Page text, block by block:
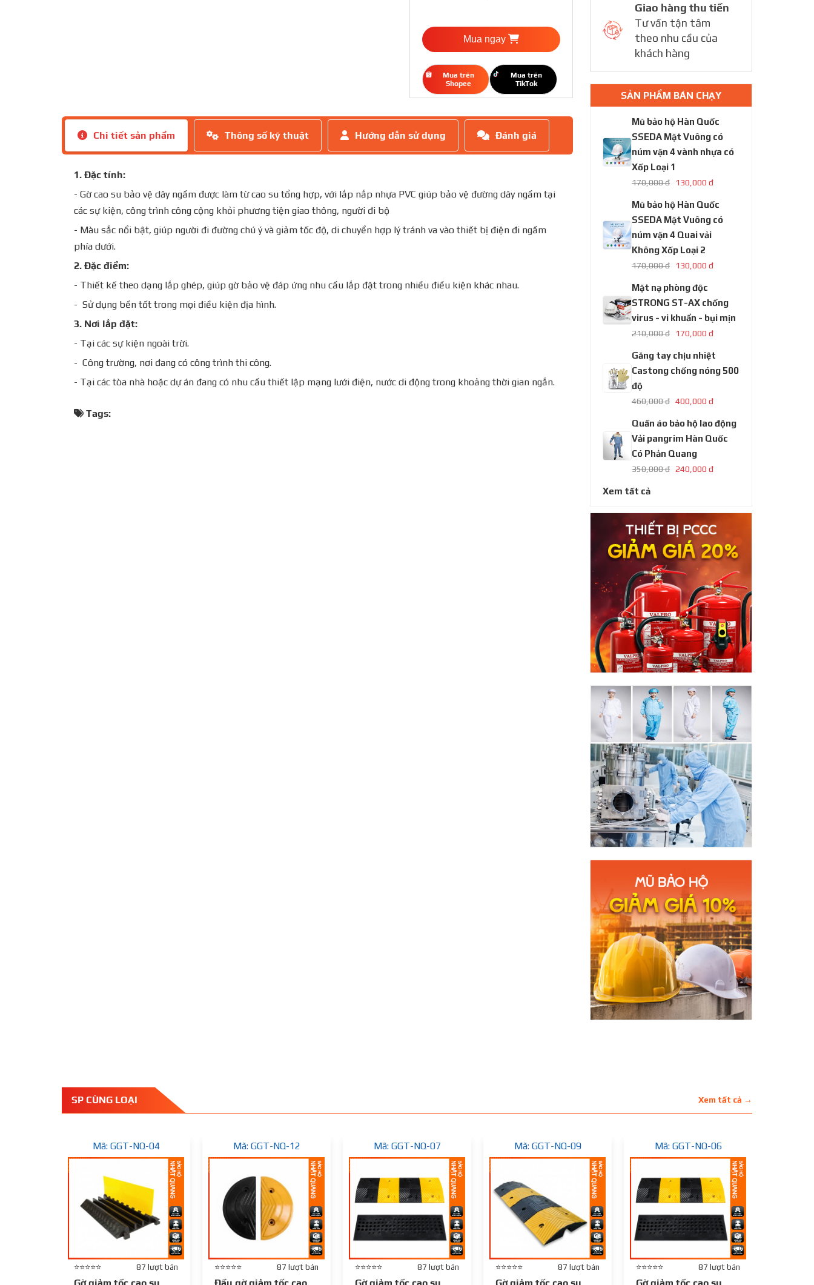
Mua ngay
Mua trên
Shopee
Mua trên
TikTok
Chi tiết sản phẩm Thông số kỹ thuật Hướng dẫn sử dụng Đánh giá
1. Đặc tính:
- Gờ cao su bảo vệ dây ngầm được làm từ cao su tổng hợp, với lắp nắp nhựa PVC giúp bảo vệ đường dây ngầm tại
các sự kiện, công trình công cộng khỏi phương tiện giao thông, người đi bộ
- Màu sắc nổi bật, giúp người đi đường chú ý và giảm tốc độ, di chuyển hợp lý tránh va vào thiết bị điện đi ngầm
phía dưới.
2. Đặc điểm:
- Thiết kế theo dạng lắp ghép, giúp gờ bảo vệ đáp ứng nhu cầu lắp đặt trong nhiều điều kiện khác nhau.
- Sử dụng bền tốt trong mọi điều kiện địa hình.
3. Nơi lắp đặt:
- Tại các sự kiện ngoài trời.
- Công trường, nơi đang có công trình thi công.
- Tại các tòa nhà hoặc dự án đang có nhu cầu thiết lập mạng lưới điện, nước di động trong khoảng thời gian ngắn.
Tags:
Giao hàng thu tiền
Tư vấn tận tâm
theo nhu cầu của
khách hàng
SẢN PHẨM BÁN CHẠY
Mũ bảo hộ Hàn Quốc
SSEDA Mặt Vuông có
núm vặn 4 vành nhựa có
Xốp Loại 1
170,000 đ 130,000 đ
Mũ bảo hộ Hàn Quốc
SSEDA Mặt Vuông có
núm vặn 4 Quai vải
Không Xốp Loại 2
170,000 đ 130,000 đ
Mặt nạ phòng độc
STRONG ST-AX chống
virus - vi khuẩn - bụi mịn
210,000 đ 170,000 đ
Găng tay chịu nhiệt
Castong chống nóng 500
độ
460,000 đ 400,000 đ
Quần áo bảo hộ lao động
Vải pangrim Hàn Quốc
Có Phản Quang
350,000 đ 240,000 đ
Xem tất cả
SP CÙNG LOẠI Xem tất cả →
Mã: GGT-NQ-04
⭐⭐⭐⭐⭐ 87 lượt bán
Mã: GGT-NQ-12
⭐⭐⭐⭐⭐ 87 lượt bán
Mã: GGT-NQ-07
⭐⭐⭐⭐⭐ 87 lượt bán
Mã: GGT-NQ-09
⭐⭐⭐⭐⭐ 87 lượt bán
Mã: GGT-NQ-06
⭐⭐⭐⭐⭐ 87 lượt bán